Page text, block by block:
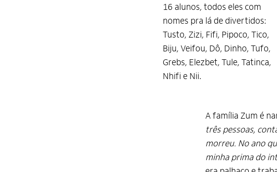
16 alunos, todos eles com
nomes pra lá de divertidos:
Tusto, Zizi, Fifi, Pipoco, Tico,
Biju, Veifou, Dô, Dinho, Tufo,
Grebs, Elezbet, Tule, Tatinca,
Nhifi e Nii.
A família Zum é
três pessoas,
morreu. No ano
minha prima do